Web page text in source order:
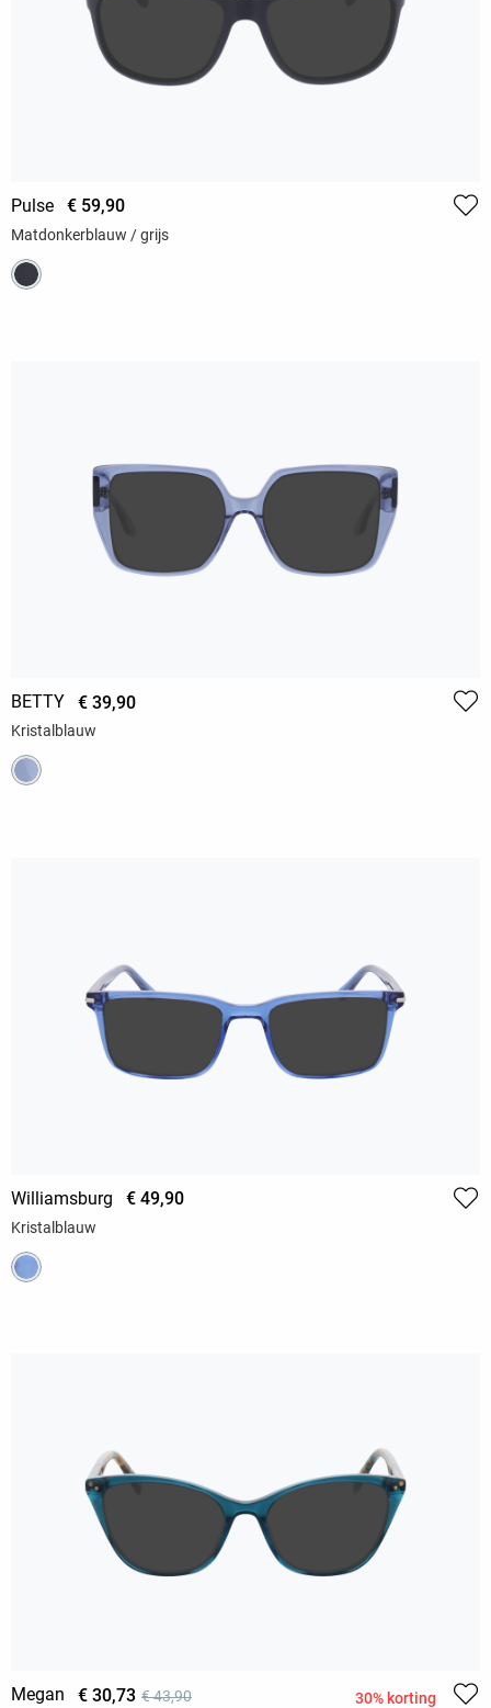
Pulse € 59,90
Matdonkerblauw / grijs
BETTY € 39,90
Kristalblauw
Williamsburg € 49,90
Kristalblauw
Megan € 30,73 € 43,90
30% korting